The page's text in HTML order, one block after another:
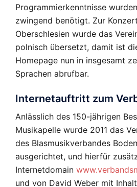
Programmierkenntnisse
zwingend benötigt. Zur
Oberschlesien wurde das
polnisch übersetzt, damit ist
Homepage nun in insgesamt
Sprachen abrufbar.
Internetauftritt zum
Anlässlich des 150-jährigen
Musikapelle wurde 2011 das
des Blasmusikverbandes
ausgerichtet, und hierfür
Internetdomain
und von David Weber mit